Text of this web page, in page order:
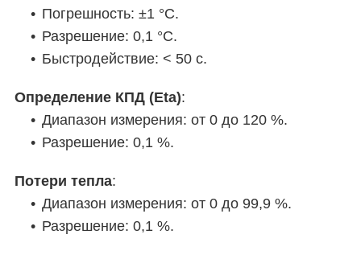
Погрешность: ±1 °C.
Разрешение: 0,1 °C.
Быстродействие: < 50 с.
Определение КПД (Eta):
Диапазон измерения: от 0 до 120 %.
Разрешение: 0,1 %.
Потери тепла:
Диапазон измерения: от 0 до 99,9 %.
Разрешение: 0,1 %.